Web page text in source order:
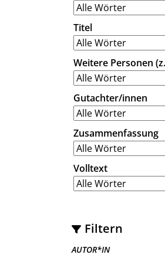
Titel
Weitere Personen
Gutachter/innen
Zusammenfassung
Volltext
Filtern
AUTOR*IN